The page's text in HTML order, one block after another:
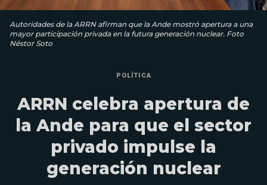
Autoridades de la ARRN afirman que la Ande mostró apertura a una
mayor participación privada en la futura generación nuclear. Foto
Néstor Soto
POLÍTICA
ARRN celebra apertura de
la Ande para que el sector
privado impulse la
generación nuclear